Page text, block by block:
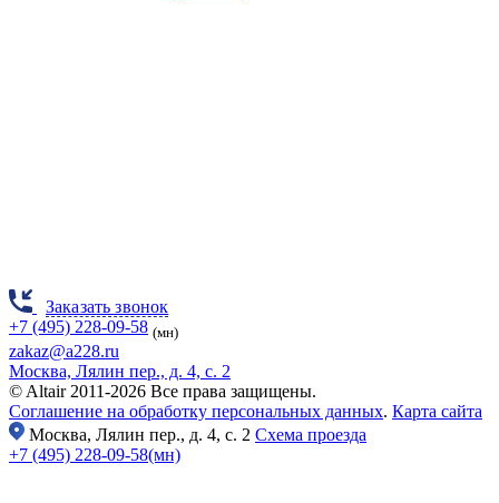
Заказать звонок
+7 (495) 228-09-58 (мн)
zakaz@a228.ru
Москва, Лялин пер., д. 4, с. 2
© Altair 2011-2026 Все права защищены.
Соглашение на обработку персональных данных. Карта сайта
Москва, Лялин пер., д. 4, с. 2 Схема проезда
+7 (495) 228-09-58(мн)